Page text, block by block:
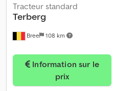
Bree 108 km
Tracteur standard
Terberg
prix